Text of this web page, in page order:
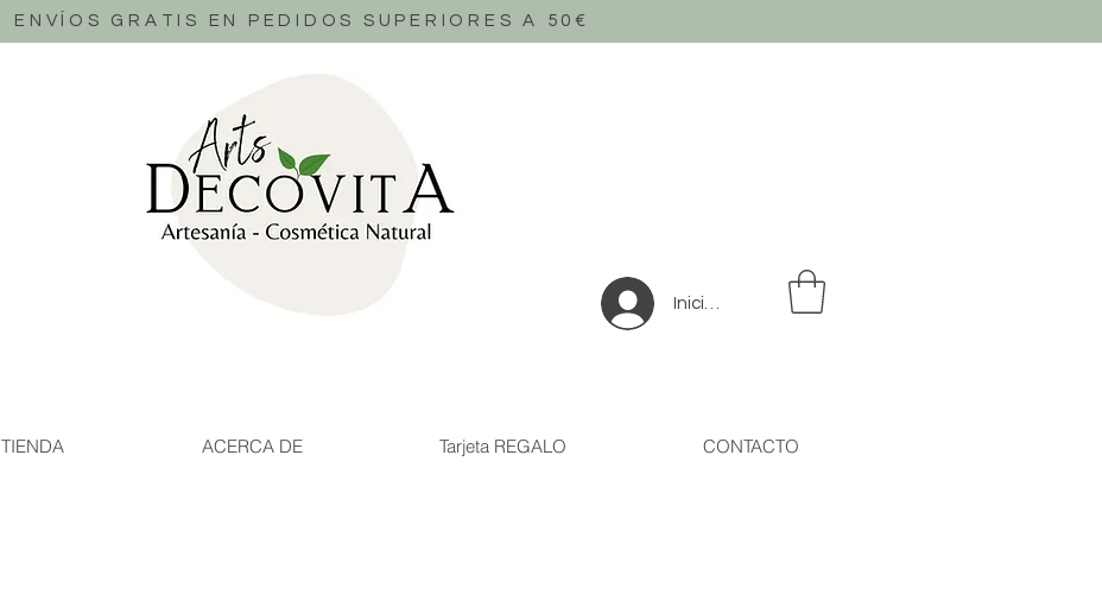
ENVÍOS GRATIS EN PEDIDOS SUPERIORES A 50 €
Iniciar sesión
TIENDA ACERCA DE Tarjeta REGALO CONTACTO